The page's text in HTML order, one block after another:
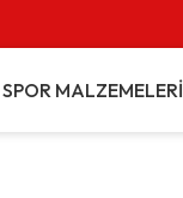
SPOR MALZEMELERİ